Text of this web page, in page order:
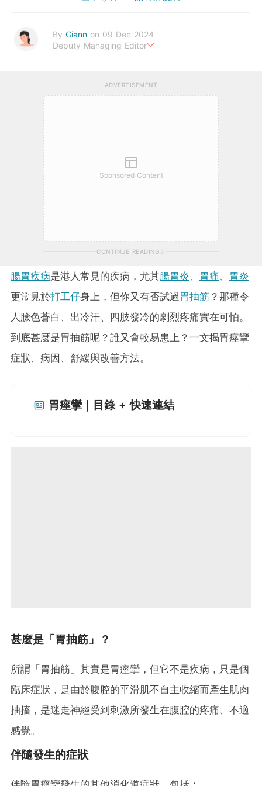
By Giann on 09 Dec 2024
Deputy Managing Editor
ADVERTISEMENT
Sponsored Content
CONTINUE READING
腸胃疾病是港人常見的疾病，尤其腸胃炎、 胃痛、 胃炎
更常見於打工仔身上，但你又有否試過 胃抽筋 ？那種令
人臉色蒼白、出冷汗、四肢發冷的劇烈疼痛實在可怕。
到底甚麼是胃抽筋呢？誰又會較易患上？一文揭胃痙攣
症狀、病因、舒緩與改善方法。
胃痙攣｜目錄 + 快速連結
甚麼是「胃抽筋」？
所謂「胃抽筋」其實是胃痙攣，但它不是疾病，只是個
臨床症狀，是由於腹腔的平滑肌不自主收縮而產生肌肉
抽搐，是迷走神經受到刺激所發生在腹腔的疼痛、不適
感覺。
伴隨發生的症狀